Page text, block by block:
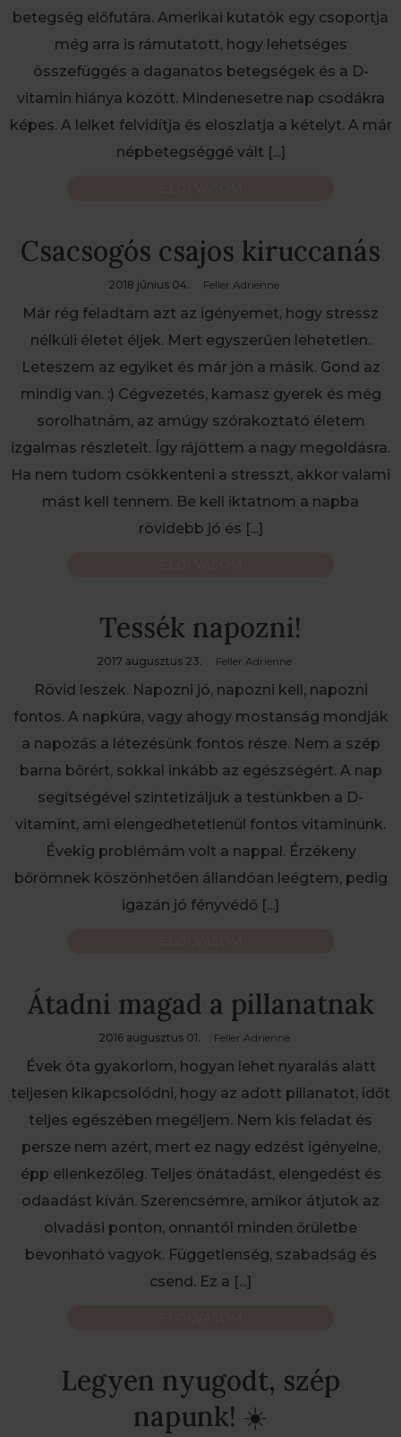
betegség előfutára. Amerikai kutatók egy csoportja
még arra is rámutatott, hogy lehetséges
összefüggés a daganatos betegségek és a D-
vitamin hiánya között. Mindenesetre nap csodákra
képes. A lelket felvidítja és eloszlatja a kételyt. A már
népbetegséggé vált [...]
Csacsogós csajos kiruccanás
2018 június 04. Feller Adrienne
Már rég feladtam azt az igényemet, hogy stressz
nélküli életet éljek. Mert egyszerűen lehetetlen.
Leteszem az egyiket és már jön a másik. Gond az
mindig van. :) Cégvezetés, kamasz gyerek és még
sorolhatnám, az amúgy szórakoztató életem
izgalmas részleteit. Így rájöttem a nagy megoldásra.
Ha nem tudom csökkenteni a stresszt, akkor valami
mást kell tennem. Be kell iktatnom a napba
rövidebb jó és [...]
Tessék napozni!
2017 augusztus 23. Feller Adrienne
Rövid leszek. Napozni jó, napozni kell, napozni
fontos. A napkúra, vagy ahogy mostanság mondják
a napozás a létezésünk fontos része. Nem a szép
barna bőrért, sokkal inkább az egészségért. A nap
segítségével szintetizáljuk a testünkben a D-
vitamint, ami elengedhetetlenül fontos vitaminunk.
Évekig problémám volt a nappal. Érzékeny
bőrömnek köszönhetően állandóan leégtem, pedig
igazán jó fényvédő [...]
Átadni magad a pillanatnak
2016 augusztus 01. Feller Adrienne
Évek óta gyakorlom, hogyan lehet nyaralás alatt
teljesen kikapcsolódni, hogy az adott pillanatot, időt
teljes egészében megéljem. Nem kis feladat és
persze nem azért, mert ez nagy edzést igényelne,
épp ellenkezőleg. Teljes önátadást, elengedést és
odaadást kíván. Szerencsémre, amikor átjutok az
olvadási ponton, onnantól minden őrületbe
bevonható vagyok. Függetlenség, szabadság és
csend. Ez a [...]
Legyen nyugodt, szép
napunk! ☀️